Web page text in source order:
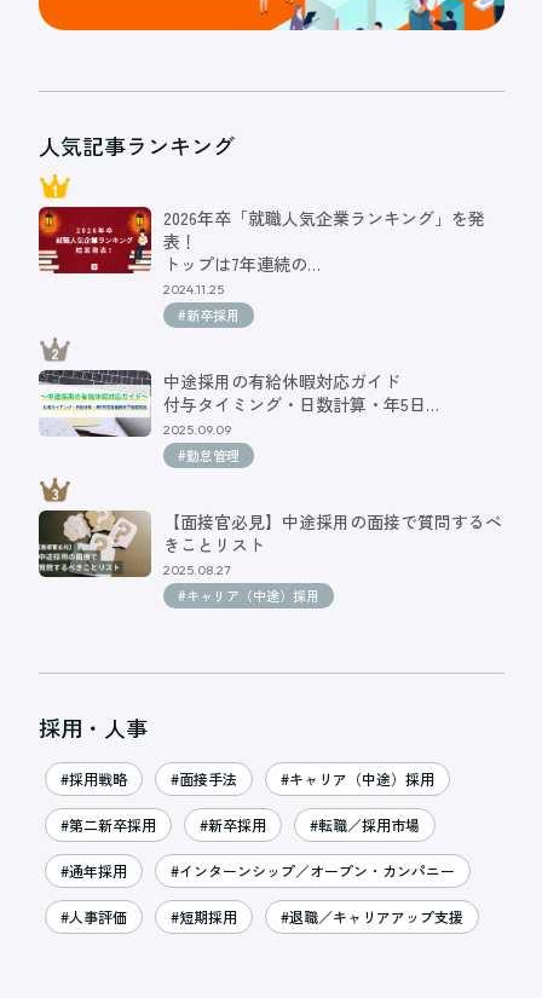
人気記事ランキング
2026年卒「就職人気企業ランキング」を発
表！
トップは7年連続の…
2024.11.25
#新卒採用
中途採用の有給休暇対応ガイド
付与タイミング・日数計算・年5日…
2025.09.09
#勤怠管理
【面接官必見】中途採用の面接で質問するべ
きことリスト
2025.08.27
#キャリア（中途）採用
採用・人事
#採用戦略 #面接手法 #キャリア（中途）採用
#第二新卒採用 #新卒採用 #転職／採用市場
#通年採用 #インターンシップ／オープン・カンパニー
#人事評価 #短期採用 #退職／キャリアアップ支援